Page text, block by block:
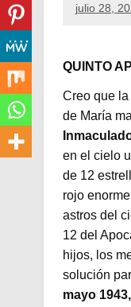
julio 28,
QUINTO
Creo que
de María
en el cielo
de 12
rojo
astros del
12 del
hijos, los
solución
mayo